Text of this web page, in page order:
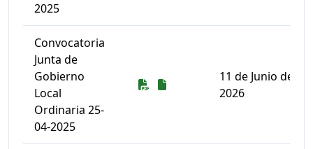
2025
Convocatoria
Junta de
Gobierno
Local
Ordinaria 25-
04-2025
Descarga
Descarga
11 de Junio de
2026